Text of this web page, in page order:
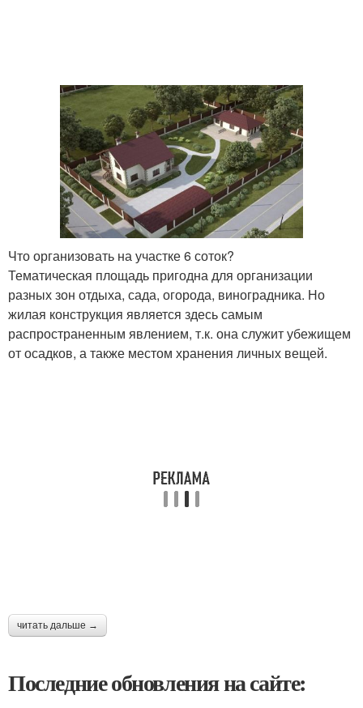
Что организовать на участке 6 соток?
Тематическая площадь пригодна для организации
разных зон отдыха, сада, огорода, виноградника. Но
жилая конструкция является здесь самым
распространенным явлением, т.к. она служит убежищем
от осадков, а также местом хранения личных вещей.
читать дальше →
Последние обновления на сайте: